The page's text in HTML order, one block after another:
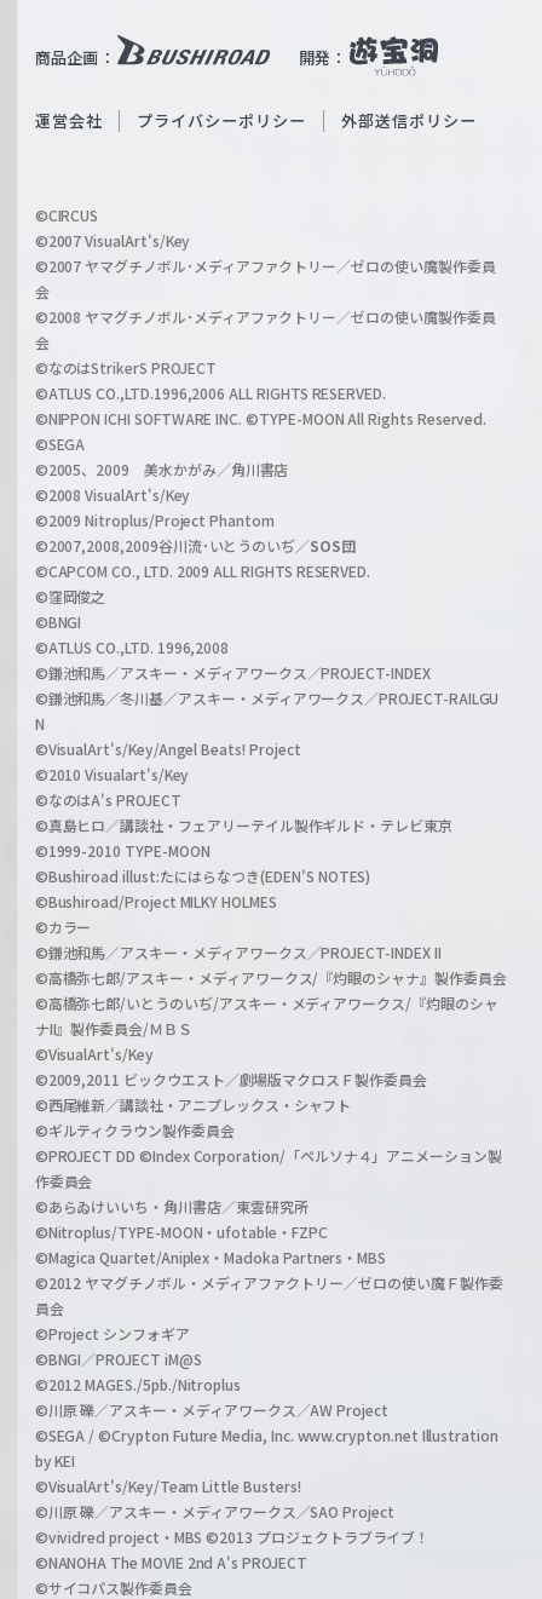
ß
c
a
r
z
商品企画： 開発：
b
O
i
l
h
a
n
l
運営会社 プライバシーポリシー 外部送信ポリシー
©CIRCUS
©2007 VisualArt's/Key
©2007 ヤマグチノボル･メディアファクトリー／ゼロの使い魔製作委員
会
©2008 ヤマグチノボル･メディアファクトリー／ゼロの使い魔製作委員
会
©なのはStrikerS PROJECT
©ATLUS CO.,LTD.1996,2006 ALL RIGHTS RESERVED.
©NIPPON ICHI SOFTWARE INC. ©TYPE-MOON All Rights Reserved.
©SEGA
©2005、2009 美水かがみ／角川書店
©2008 VisualArt's/Key
©2009 Nitroplus/Project Phantom
©2007,2008,2009谷川流･いとうのいぢ／SOS団
©CAPCOM CO., LTD. 2009 ALL RIGHTS RESERVED.
©窪岡俊之
©BNGI
©ATLUS CO.,LTD. 1996,2008
©鎌池和馬／アスキー・メディアワークス／PROJECT-INDEX
©鎌池和馬／冬川基／アスキー・メディアワークス／PROJECT-RAILGU
N
©VisualArt's/Key/Angel Beats! Project
©2010 Visualart's/Key
©なのはA's PROJECT
©真島ヒロ／講談社・フェアリーテイル製作ギルド・テレビ東京
©1999-2010 TYPE-MOON
©Bushiroad illust:たにはらなつき(EDEN'S NOTES)
©Bushiroad/Project MILKY HOLMES
©カラー
©鎌池和馬／アスキー・メディアワークス／PROJECT-INDEX II
©高橋弥七郎/アスキー・メディアワークス/『灼眼のシャナ』製作委員会
©高橋弥七郎/いとうのいぢ/アスキー・メディアワークス/『灼眼のシャ
ナII』製作委員会/ＭＢＳ
©VisualArt's/Key
©2009,2011 ビックウエスト／劇場版マクロスＦ製作委員会
©西尾維新／講談社・アニプレックス・シャフト
©ギルティクラウン製作委員会
©PROJECT DD ©Index Corporation/「ペルソナ４」アニメーション製
作委員会
©あらゐけいいち・角川書店／東雲研究所
©Nitroplus/TYPE-MOON・ufotable・FZPC
©Magica Quartet/Aniplex・Madoka Partners・MBS
©2012 ヤマグチノボル・メディアファクトリー／ゼロの使い魔Ｆ製作委
員会
©Project シンフォギア
©BNGI／PROJECT iM@S
©2012 MAGES./5pb./Nitroplus
©川原 礫／アスキー・メディアワークス／AW Project
©SEGA / ©Crypton Future Media, Inc. www.crypton.net Illustration
by KEI
©VisualArt's/Key/Team Little Busters!
©川原 礫／アスキー・メディアワークス／SAO Project
©vividred project・MBS ©2013 プロジェクトラブライブ！
©NANOHA The MOVIE 2nd A's PROJECT
©サイコパス製作委員会